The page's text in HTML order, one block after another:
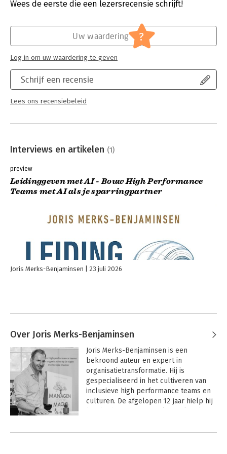
Verschijningsdatum:
17-6-2026
Algemeen management
Wees de eerste die een lezersrecensie schrijft!
Schrijf een recensie
Lees ons recensiebeleid
Uw waardering ?
Log in om uw waardering te geven
Interviews en artikelen (1)
preview
Leidinggeven met AI - Bouw High Performance
Teams met AI als je sparringpartner
Joris Merks-Benjaminsen 23 juli 2026
Over Joris Merks-Benjaminsen
Joris Merks-Benjaminsen is een
bekroond auteur en expert in
organisatietransformatie. Hij is
gespecialiseerd in het cultiveren van
inclusieve high performance teams en
culturen. De afgelopen 12 jaar hielp hij
uitdagingen. Op basis van zijn staat van
Andere boeken door Joris Merks-